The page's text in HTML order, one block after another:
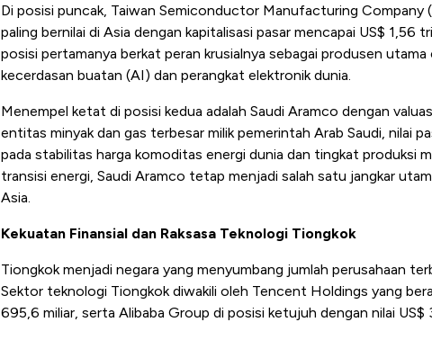
Di posisi puncak, Taiwan Semiconductor Manufacturing Company
paling bernilai di Asia dengan kapitalisasi pasar mencapai US$ 1,56
posisi pertamanya berkat peran krusialnya sebagai produsen
kecerdasan buatan (AI) dan perangkat elektronik dunia.
Menempel ketat di posisi kedua adalah Saudi Aramco dengan
entitas minyak dan gas terbesar milik pemerintah Arab Saudi, nilai
pada stabilitas harga komoditas energi dunia dan tingkat produksi
transisi energi, Saudi Aramco tetap menjadi salah satu jangkar
Asia.
Kekuatan Finansial dan Raksasa Teknologi Tiongkok
Tiongkok menjadi negara yang menyumbang jumlah perusahaan
Sektor teknologi Tiongkok diwakili oleh Tencent Holdings yang
695,6 miliar, serta Alibaba Group di posisi ketujuh dengan nilai US$